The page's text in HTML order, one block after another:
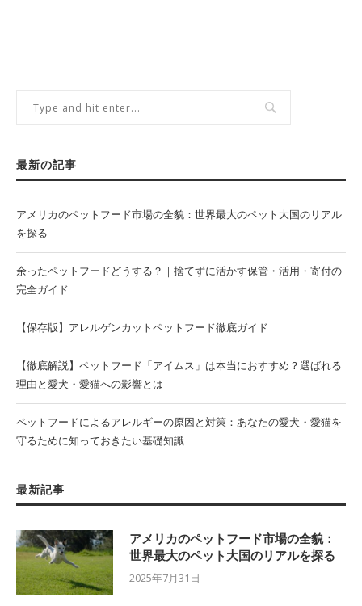
最新の記事
アメリカのペットフード市場の全貌：世界最大のペット大国のリアル
を探る
余ったペットフードどうする？｜捨てずに活かす保管・活用・寄付の
完全ガイド
【保存版】アレルゲンカットペットフード徹底ガイド
【徹底解説】ペットフード「アイムス」は本当におすすめ？選ばれる
理由と愛犬・愛猫への影響とは
ペットフードによるアレルギーの原因と対策：あなたの愛犬・愛猫を
守るために知っておきたい基礎知識
最新記事
アメリカのペットフード市場の全貌：
世界最大のペット大国のリアルを探る
2025年7月31日